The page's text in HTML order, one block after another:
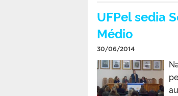
UFPel sedia
Médio
30/06/2014